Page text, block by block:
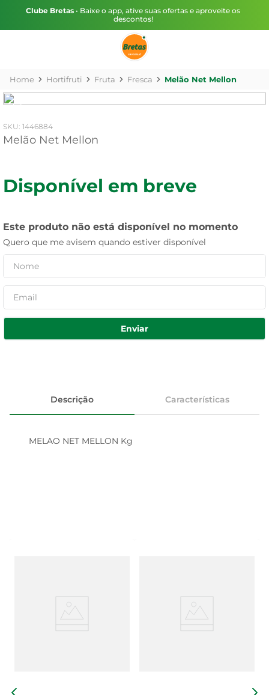
Clube Bretas • Baixe o app, ative suas ofertas e aproveite os
descontos!
Hortifruti Fruta Fresca Melão Net Mellon
: 1446884
Melão Net Mellon
Disponível em breve
Este produto não está disponível no momento
Quero que me avisem quando estiver disponível
Enviar
Descrição Características
MELAO NET MELLON Kg